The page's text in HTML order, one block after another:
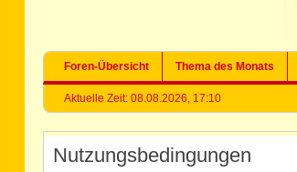
Foren-Übersicht Thema des Monats
Aktuelle Zeit: 08.08.2026, 17:10
Nutzungsbedingungen